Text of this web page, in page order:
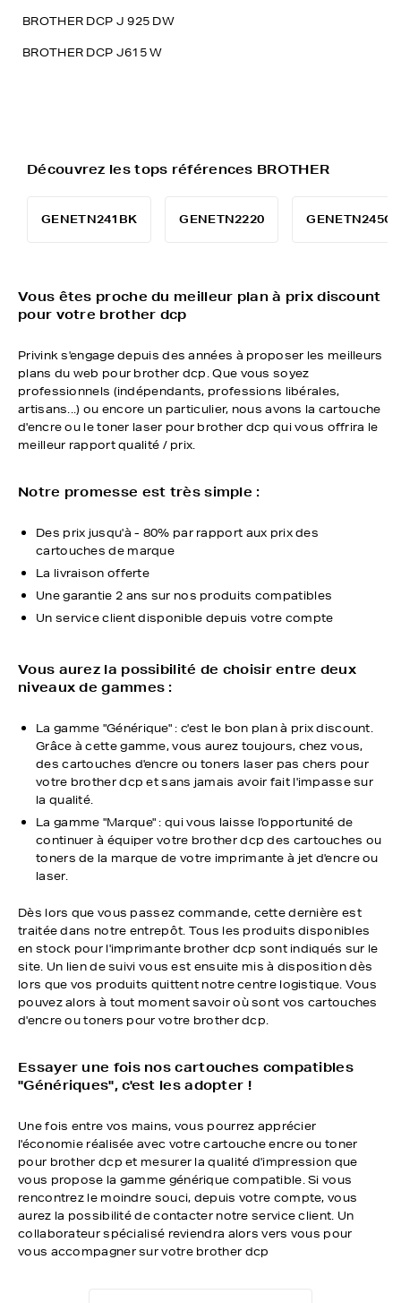
BROTHER DCP J 925 DW
BROTHER DCP J615 W
Découvrez les tops références BROTHER
GENETN241BK GENETN2220 GENETN245C
Vous êtes proche du meilleur plan à prix discount
pour votre brother dcp
Privink s'engage depuis des années à proposer les meilleurs
plans du web pour brother dcp. Que vous soyez
professionnels (indépendants, professions libérales,
artisans...) ou encore un particulier, nous avons la cartouche
d'encre ou le toner laser pour brother dcp qui vous offrira le
meilleur rapport qualité / prix.
Notre promesse est très simple :
Des prix jusqu'à - 80% par rapport aux prix des
cartouches de marque
La livraison offerte
Une garantie 2 ans sur nos produits compatibles
Un service client disponible depuis votre compte
Vous aurez la possibilité de choisir entre deux
niveaux de gammes :
La gamme "Générique" : c'est le bon plan à prix discount.
Grâce à cette gamme, vous aurez toujours, chez vous,
des cartouches d'encre ou toners laser pas chers pour
votre brother dcp et sans jamais avoir fait l'impasse sur
la qualité.
La gamme "Marque" : qui vous laisse l'opportunité de
continuer à équiper votre brother dcp des cartouches ou
toners de la marque de votre imprimante à jet d'encre ou
laser.
Dès lors que vous passez commande, cette dernière est
traitée dans notre entrepôt. Tous les produits disponibles
en stock pour l'imprimante brother dcp sont indiqués sur le
site. Un lien de suivi vous est ensuite mis à disposition dès
lors que vos produits quittent notre centre logistique. Vous
pouvez alors à tout moment savoir où sont vos cartouches
d'encre ou toners pour votre brother dcp.
Essayer une fois nos cartouches compatibles
"Génériques", c'est les adopter !
Une fois entre vos mains, vous pourrez apprécier
l'économie réalisée avec votre cartouche encre ou toner
pour brother dcp et mesurer la qualité d'impression que
vous propose la gamme générique compatible. Si vous
rencontrez le moindre souci, depuis votre compte, vous
aurez la possibilité de contacter notre service client. Un
collaborateur spécialisé reviendra alors vers vous pour
vous accompagner sur votre brother dcp